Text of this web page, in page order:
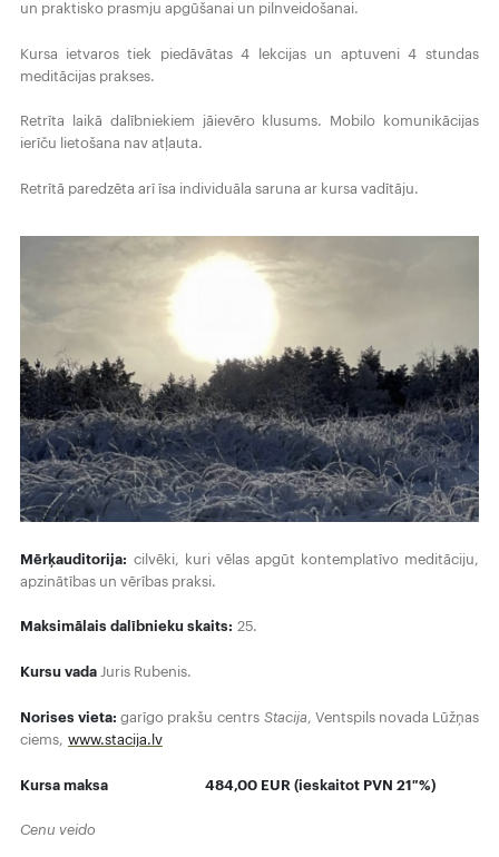
un praktisko prasmju apgūšanai un pilnveidošanai.
Kursa ietvaros tiek piedāvātas 4 lekcijas un aptuveni 4 stundas
meditācijas prakses.
Retrīta laikā dalībniekiem jāievēro klusums. Mobilo komunikācijas
ierīču lietošana nav atļauta.
Retrītā paredzēta arī īsa individuāla saruna ar kursa vadītāju.
Mērķauditorija: cilvēki, kuri vēlas apgūt kontemplatīvo meditāciju,
apzinātības un vērības praksi.
Maksimālais dalībnieku skaits: 25.
Kursu vada Juris Rubenis.
Norises vieta: garīgo prakšu centrs Stacija, Ventspils novada Lūžņas
ciems, www.stacija.lv
Kursa maksa 484,00 EUR (ieskaitot PVN 21 %)
Cenu veido